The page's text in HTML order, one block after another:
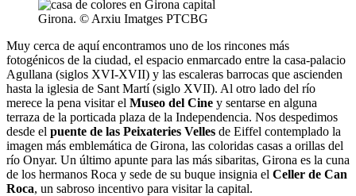
Girona. © Arxiu Imatges PTCBG
Muy cerca de aquí encontramos uno de los rincones más
fotogénicos de la ciudad, el espacio enmarcado entre la casa-palacio
Agullana (siglos XVI-XVII) y las escaleras barrocas que ascienden
hasta la iglesia de Sant Martí (siglo XVII). Al otro lado del río
merece la pena visitar el Museo del Cine y sentarse en alguna
terraza de la porticada plaza de la Independencia. Nos despedimos
desde el puente de las Peixateries Velles de Eiffel contemplado la
imagen más emblemática de Girona, las coloridas casas a orillas del
río Onyar. Un último apunte para las más sibaritas, Girona es la cuna
de los hermanos Roca y sede de su buque insignia el Celler de Can
Roca, un sabroso incentivo para visitar la capital.